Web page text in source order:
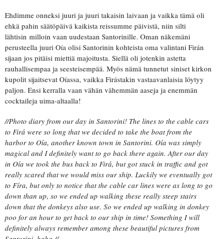
Ehdimme onneksi juuri ja juuri takaisin laivaan ja vaikka tämä oli
ehkä pahin säätöpäivä kaikista reissumme päivistä, niin silti
lähtisin milloin vaan uudestaan Santorinille. Oman näkemäni
perusteella juuri Oía olisi Santorinin kohteista oma valintani Firán
sijaan jos pitäisi miettiä majoitusta. Siellä oli jotenkin astetta
rauhallisempaa ja seesteisempää. Myös nämä tunnetut siniset kirkon
kupolit sijaitsevat Oíassa, vaikka Firástakin vastaavanlaisia löytyy
paljon. Ensi kerralla vaan vähän vähemmän aaseja ja enemmän
cocktaileja uima-altaalla!
//Photo diary from our day in Santorini! The lines to the cable cars
to Firá were so long that we decided to take the boat from the
harbor to Oía, another known town in Santorini. Oía was simply
magical and I definitely want to go back there again. After our day
in Oía we took the bus back to Firá, but got stuck in traffic and got
really scared that we would miss our ship. Luckily we eventually got
to Fíra, but only to notice that the cable car lines were as long to go
down than up, so we ended up walking these really steep stairs
down that the donkeys also use. So we ended up walking in donkey
poo for an hour to get back to our ship in time! Something I will
definitely always remember among these beautiful pictures from